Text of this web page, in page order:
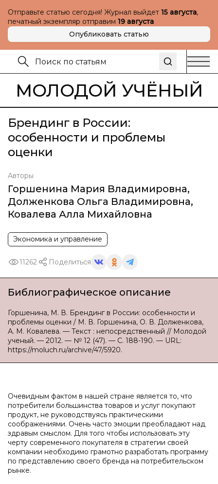
Отправьте статью сегодня! Журнал выйдет 15 августа,
печатный экземпляр отправим 19 августа
Опубликовать статью
МОЛОДОЙ УЧЁНЫЙ
Брендинг в России:
особенности и проблемы
оценки
Авторы
Горшенина Мария Владимировна,
Долженкова Ольга Владимировна,
Ковалева Алла Михайловна
Экономика и управление
11262 Поделиться
Библиографическое описание
Горшенина, М. В. Брендинг в России: особенности и
проблемы оценки / М. В. Горшенина, О. В. Долженкова,
А. М. Ковалева. — Текст : непосредственный // Молодой
ученый. — 2012. — № 12 (47). — С. 188-190. — URL:
https://moluch.ru/archive/47/5920.
Очевидным фактом в нашей стране является то, что
потребители большинства товаров и услуг покупают
продукт, не руководствуясь практическими
соображениями. Очень часто эмоции преобладают над
здравым смыслом. Для того чтобы использовать эту
черту современного покупателя в стратегии своей
компании необходимо грамотно разработать программу
по представлению своего бренда на потребительском
рынке.